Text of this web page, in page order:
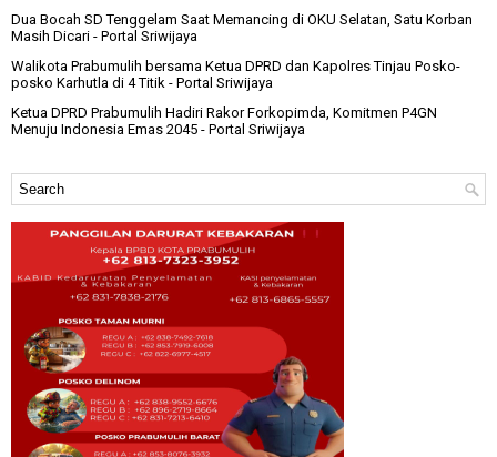
Dua Bocah SD Tenggelam Saat Memancing di OKU Selatan, Satu Korban
Masih Dicari - Portal Sriwijaya
Walikota Prabumulih bersama Ketua DPRD dan Kapolres Tinjau Posko-
posko Karhutla di 4 Titik - Portal Sriwijaya
Ketua DPRD Prabumulih Hadiri Rakor Forkopimda, Komitmen P4GN
Menuju Indonesia Emas 2045 - Portal Sriwijaya